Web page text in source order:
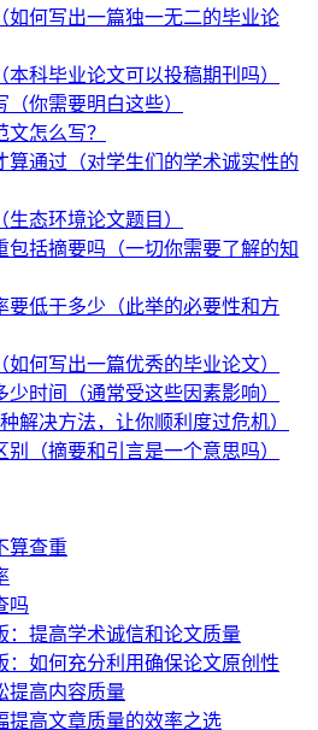
如何写出一篇独一无二的毕业论
科毕业论文可以投稿期刊吗）
你需要明白这些）
怎么写？
算通过（对学生们的学术诚实性的
态环境论文题目）
包括摘要吗（一切你需要了解的知
要低于多少（此举的必要性和方
何写出一篇优秀的毕业论文）
时间（通常受这些因素影响）
解决方法，让你顺利度过危机）
（摘要和引言是一个意思吗）
算查重
吗
：提高学术诚信和论文质量
：如何充分利用确保论文原创性
提高内容质量
提高文章质量的效率之选